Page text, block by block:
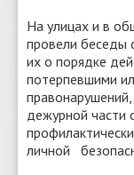
На улицах и в
провели беседы
их о порядке
потерпевшими
дежурной части
личной